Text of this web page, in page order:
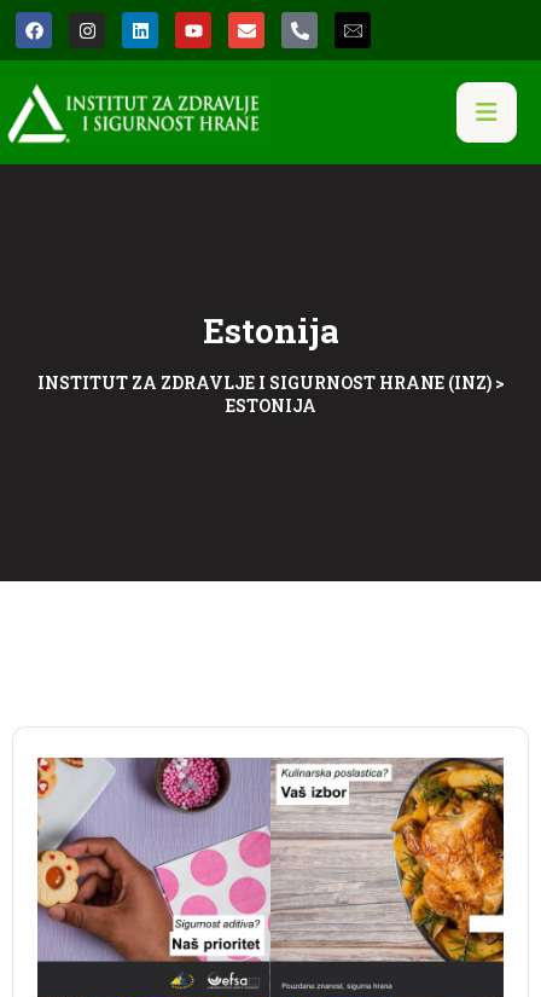
Estonija
INSTITUT ZA ZDRAVLJE I SIGURNOST HRANE (INZ)>
ESTONIJA